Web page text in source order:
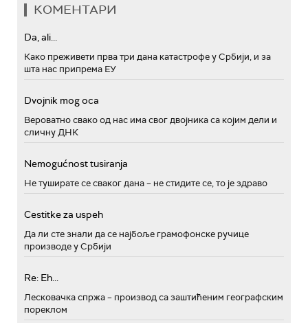
КОМЕНТАРИ
Da, ali...
Како преживети прва три дана катастрофе у Србији, и за
шта нас припрема ЕУ
Dvojnik mog oca
Вероватно свако од нас има свог двојника са којим дели и
сличну ДНК
Nemogućnost tusiranja
Не туширате се сваког дана – не стидите се, то је здраво
Cestitke za uspeh
Да ли сте знали да се најбоље грамофонске ручице
производе у Србији
Re: Eh...
Лесковачка спржа – производ са заштићеним географским
пореклом